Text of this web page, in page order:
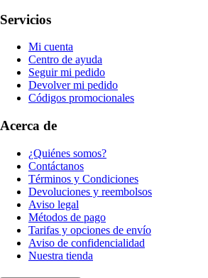
Servicios
Mi cuenta
Centro de ayuda
Seguir mi pedido
Devolver mi pedido
Códigos promocionales
Acerca de
¿Quiénes somos?
Contáctanos
Términos y Condiciones
Devoluciones y reembolsos
Aviso legal
Métodos de pago
Tarifas y opciones de envío
Aviso de confidencialidad
Nuestra tienda